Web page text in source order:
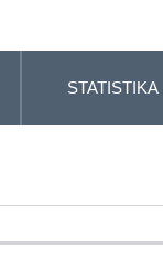
STATISTIKA